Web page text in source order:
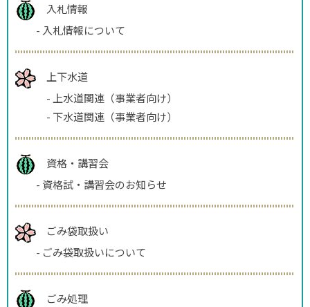
入札情報
- 入札情報について
上下水道
- 上水道関連（事業者向け）
- 下水道関連（事業者向け）
資格・講習会
- 資格試・講習会のお知らせ
ごみ袋取扱い
- ごみ袋取扱いについて
ごみ処理